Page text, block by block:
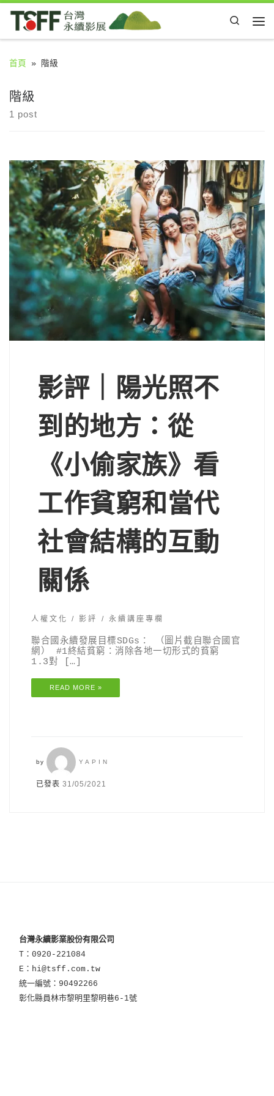
Skip to content
Search
首頁 » 階級
階級
1 post
影評｜陽光照不
到的地方：從
《小偷家族》看
工作貧窮和當代
社會結構的互動
關係
人權文化 影評 永續講座專欄
聯合國永續發展目標SDGs： （圖片截自聯合國官
網） #1終結貧窮：消除各地一切形式的貧窮
1.3對 […]
READ MORE »
by YAPIN
已發表31/05/2021
台灣永續影業股份有限公司
T：0920-221084
E：hi@tsff.com.tw
統一編號：90492266
彰化縣員林市黎明里黎明巷6-1號